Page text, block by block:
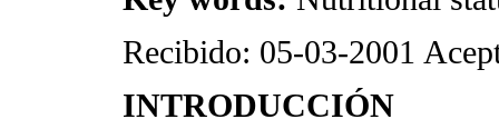
Recibido: 05-03-2001
INTRODUCCIÓN